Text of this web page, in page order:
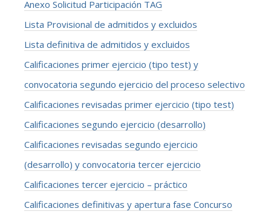
Anexo Solicitud Participación TAG
Lista Provisional de admitidos y excluidos
Lista definitiva de admitidos y excluidos
Calificaciones primer ejercicio (tipo test) y
convocatoria segundo ejercicio del proceso selectivo
Calificaciones revisadas primer ejercicio (tipo test)
Calificaciones segundo ejercicio (desarrollo)
Calificaciones revisadas segundo ejercicio
(desarrollo) y convocatoria tercer ejercicio
Calificaciones tercer ejercicio – práctico
Calificaciones definitivas y apertura fase Concurso